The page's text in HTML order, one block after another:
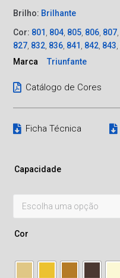
Brilho: Brilhante
Cor: 801 804 805 806 807
827 832 836 841 842 843
Marca
Triunfante
Catálogo de Cores
Ficha Técnica
Capacidade
Cor